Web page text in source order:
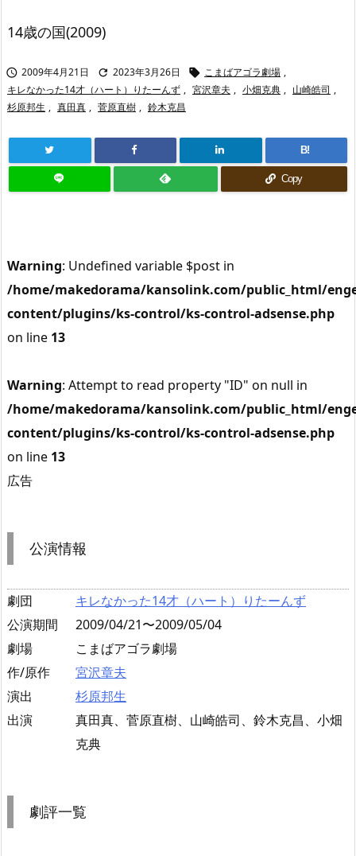
14歳の国(2009)
 2009年4月21日  2023年3月26日  こまばアゴラ劇場 ,
キレなかった14才（ハート）りたーんず , 宮沢章夫 , 小畑克典 , 山崎皓司 ,
杉原邦生 , 真田真 , 菅原直樹 , 鈴木克昌
B!
Copy
Warning: Undefined variable $post in
/home/makedorama/kansolink.com/public_html/
content/plugins/ks-control/ks-control-adsense.php
on line 13
Warning: Attempt to read property "ID" on null in
/home/makedorama/kansolink.com/public_html/
content/plugins/ks-control/ks-control-adsense.php
on line 13
広告
公演情報
劇団
キレなかった14才（ハート）りたーんず
公演期間
2009/04/21〜2009/05/04
劇場
こまばアゴラ劇場
作/原作
宮沢章夫
演出
杉原邦生
出演
真田真、菅原直樹、山崎皓司、鈴木克昌、小畑
克典
劇評一覧